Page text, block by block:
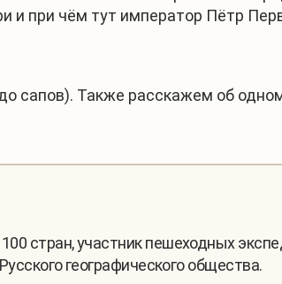
и при чём тут император Пётр
сапов). Также расскажем об
стран, участник пешеходных
географического общества.